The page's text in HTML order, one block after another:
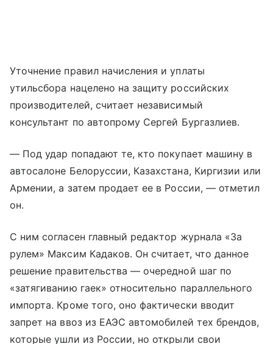
Уточнение правил начисления и уплаты
утильсбора нацелено на защиту российских
производителей, считает независимый
консультант по автопрому Сергей Бургазлиев.
— Под удар попадают те, кто покупает машину в
автосалоне Белоруссии, Казахстана, Киргизии или
Армении, а затем продает ее в России, — отметил
он.
С ним согласен главный редактор журнала «За
рулем» Максим Кадаков. Он считает, что данное
решение правительства — очередной шаг по
«затягиванию гаек» относительно параллельного
импорта. Кроме того, оно фактически вводит
запрет на ввоз из ЕАЭС автомобилей тех брендов,
которые ушли из России, но открыли свои